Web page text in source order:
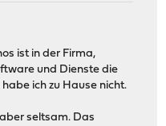
ist in der Firma,
und Dienste die
ich zu Hause nicht.
seltsam. Das